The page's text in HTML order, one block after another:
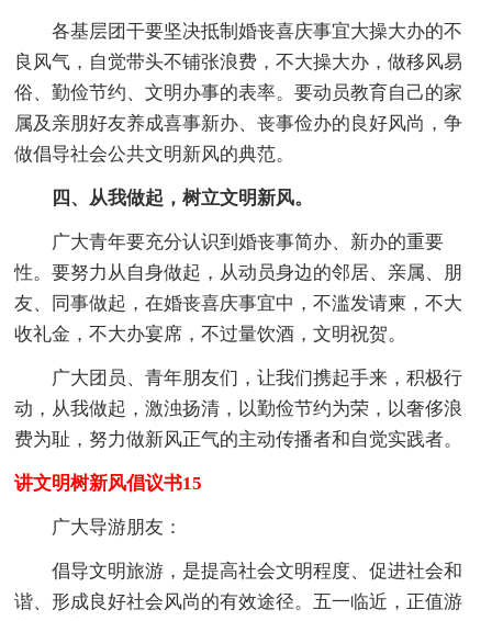
各基层团干要坚决抵制婚丧喜庆事宜大操大办的不
良风气，自觉带头不铺张浪费，不大操大办，做移风易
俗、勤俭节约、文明办事的表率。要动员教育自己的家
属及亲朋好友养成喜事新办、丧事俭办的良好风尚，争
做倡导社会公共文明新风的典范。
四、从我做起，树立文明新风。
广大青年要充分认识到婚丧事简办、新办的重要
性。要努力从自身做起，从动员身边的邻居、亲属、朋
友、同事做起，在婚丧喜庆事宜中，不滥发请柬，不大
收礼金，不大办宴席，不过量饮酒，文明祝贺。
广大团员、青年朋友们，让我们携起手来，积极行
动，从我做起，激浊扬清，以勤俭节约为荣，以奢侈浪
费为耻，努力做新风正气的主动传播者和自觉实践者。
讲文明树新风倡议书15
广大导游朋友：
倡导文明旅游，是提高社会文明程度、促进社会和
谐、形成良好社会风尚的有效途径。五一临近，正值游